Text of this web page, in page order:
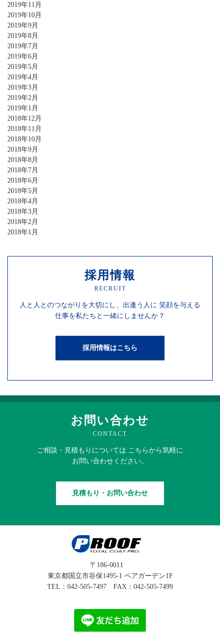
2019年11月
2019年10月
2019年9月
2019年8月
2019年7月
2019年6月
2019年5月
2019年4月
2019年3月
2019年2月
2019年1月
2018年12月
2018年11月
2018年10月
2018年9月
2018年8月
2018年7月
2018年6月
2018年5月
2018年4月
2018年3月
2018年2月
2018年1月
採用情報
RECRUIT
人と人とのつながりを大切にし、 出逢う人に 笑顔を与える
仕事を私たちと一緒にしませんか？
採用情報はこちら
お問い合わせ
CONTACT
ご相談・見積もりについては こちらから気軽に
お問い合わせください。
見積もり・お問い合わせ
〒186-0011
東京都国立市谷保1495-1 ペアガーデン1F
TEL： 042-505-7497 FAX：042-505-7499